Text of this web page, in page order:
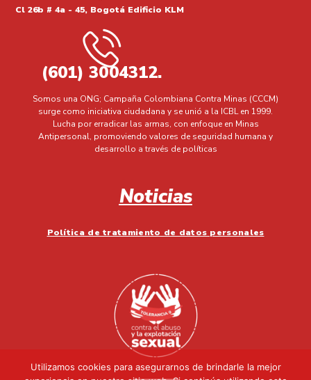
Cl 26b # 4a - 45, Bogotá Edificio KLM
(601) 3004312.
Somos una ONG; Campaña Colombiana Contra Minas (CCCM)
surge como iniciativa ciudadana y se unió a la ICBL en 1999.
Lucha por erradicar las armas, con enfoque en Minas
Antipersonal, promoviendo valores de seguridad humana y
desarrollo a través de políticas
Noticias
Política de tratamiento de datos personales
Utilizamos cookies para asegurarnos de brindarle la mejor